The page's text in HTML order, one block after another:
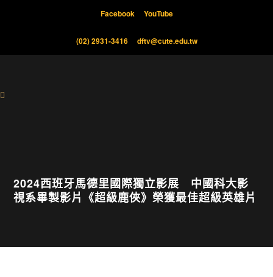
Facebook YouTube
(02) 2931-3416 dftv@cute.edu.tw
2024西班牙馬德里國際獨立影展 中國科大影
視系畢製影片《超級鹿俠》榮獲最佳超級英雄片